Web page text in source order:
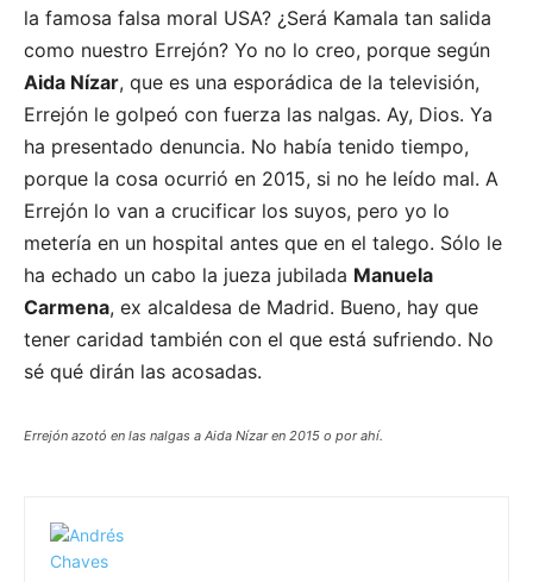
la famosa falsa moral USA? ¿Será Kamala tan salida
como nuestro Errejón? Yo no lo creo, porque según
Aida Nízar, que es una esporádica de la televisión,
Errejón le golpeó con fuerza las nalgas. Ay, Dios. Ya
ha presentado denuncia. No había tenido tiempo,
porque la cosa ocurrió en 2015, si no he leído mal. A
Errejón lo van a crucificar los suyos, pero yo lo
metería en un hospital antes que en el talego. Sólo le
ha echado un cabo la jueza jubilada Manuela
Carmena, ex alcaldesa de Madrid. Bueno, hay que
tener caridad también con el que está sufriendo. No
sé qué dirán las acosadas.
Errejón azotó en las nalgas a Aida Nízar en 2015 o por ahí.